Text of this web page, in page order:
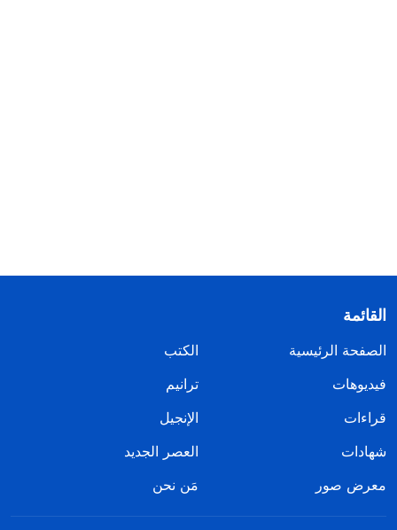
القائمة
الصفحة الرئيسية
الكتب
فيديوهات
ترانيم
قراءات
الإنجيل
شهادات
العصر الجديد
معرض صور
مَن نحن